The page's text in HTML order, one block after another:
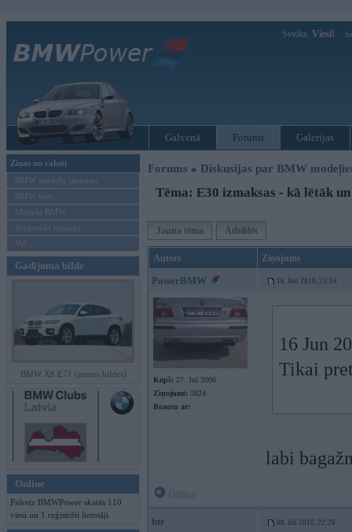
Sveiks, Viesi!
Galvenā Forums Galerijas
Ziņas un raksti
BMW modeļu jaunumi
BMW testi
Mēneša BMW
Sērijveida tūnings
Vel...
Gadījuma bilde
BMW X6 E71 (preses bildes)
Online
Pašreiz BMWPower skatās 110
viesi un 1 reģistrēti lietotāji.
Forums » Diskusijas par BMW
Tēma: E30 izmaksas - kā lētāk
Jauna tēma Atbildēt
Autors Ziņojums
PowerBMW 16. Jun 2010, 23:34
Kopš: 27. Jul 2006
Ziņojumi: 5824
Braucu ar:
16 Jun
Tikai
labi
btr 08. Jul 2010, 22:20